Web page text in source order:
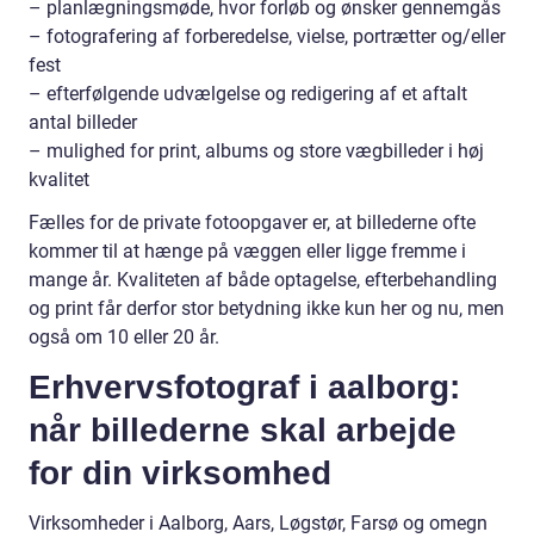
– planlægningsmøde, hvor forløb og ønsker gennemgås
– fotografering af forberedelse, vielse, portrætter og/eller
fest
– efterfølgende udvælgelse og redigering af et aftalt
antal billeder
– mulighed for print, albums og store vægbilleder i høj
kvalitet
Fælles for de private fotoopgaver er, at billederne ofte
kommer til at hænge på væggen eller ligge fremme i
mange år. Kvaliteten af både optagelse, efterbehandling
og print får derfor stor betydning ikke kun her og nu, men
også om 10 eller 20 år.
Erhvervsfotograf i aalborg:
når billederne skal arbejde
for din virksomhed
Virksomheder i Aalborg, Aars, Løgstør, Farsø og omegn